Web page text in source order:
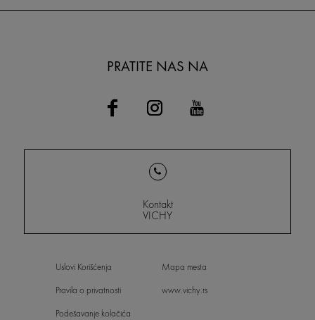
PRATITE NAS NA
Kontakt
VICHY
Uslovi Korišćenja
Pravila o privatnosti
Podešavanje kolačića
Mapa mesta
www.vichy.rs